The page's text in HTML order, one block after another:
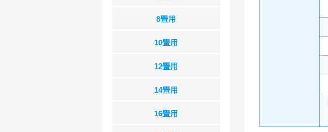
8畳用
10畳用
12畳用
14畳用
16畳用